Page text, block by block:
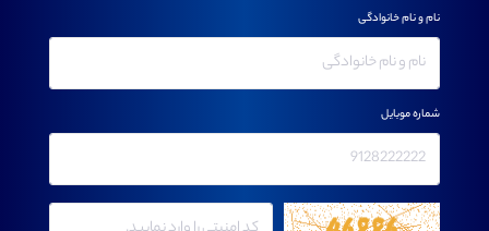
نام و نام خانوادگی
شماره موبایل